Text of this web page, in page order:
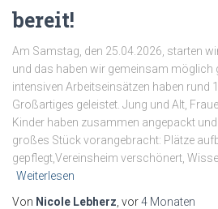
bereit!
Am Samstag, den 25.04.2026, starten
und das haben wir gemeinsam möglich
intensiven Arbeitseinsätzen haben rund
Großartiges geleistet. Jung und Alt,
Kinder haben zusammen angepackt
großes Stück vorangebracht: Plätze
gepflegt,Vereinsheim verschönert,
Weiterlesen
Von Nicole Lebherz , vor4 Monaten